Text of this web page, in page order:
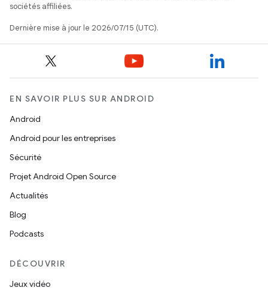
sociétés affiliées.
Dernière mise à jour le 2026/07/15 (UTC).
EN SAVOIR PLUS SUR ANDROID
Android
Android pour les entreprises
Sécurité
Projet Android Open Source
Actualités
Blog
Podcasts
DÉCOUVRIR
Jeux vidéo